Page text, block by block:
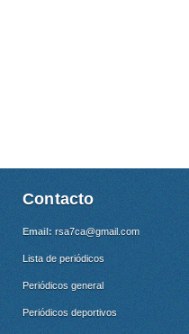
Contacto
Email: rsa7ca@gmail.com
Lista de periódicos
Periódicos general
Periódicos deportivos